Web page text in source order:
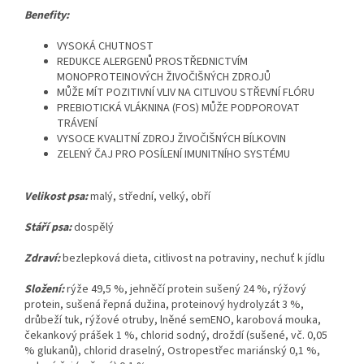
Benefity:
VYSOKÁ CHUTNOST
REDUKCE ALERGENŮ PROSTŘEDNICTVÍM
MONOPROTEINOVÝCH ŽIVOČIŠNÝCH ZDROJŮ
MŮŽE MÍT POZITIVNÍ VLIV NA CITLIVOU STŘEVNÍ FLÓRU
PREBIOTICKÁ VLÁKNINA (FOS) MŮŽE PODPOROVAT
TRÁVENÍ
VYSOCE KVALITNÍ ZDROJ ŽIVOČIŠNÝCH BÍLKOVIN
ZELENÝ ČAJ PRO POSÍLENÍ IMUNITNÍHO SYSTÉMU
Velikost psa:malý, střední, velký, obří
Stáří psa:dospělý
Zdraví:bezlepková dieta, citlivost na potraviny, nechuť k jídlu
Složení:rýže 49,5 %, jehněčí protein sušený 24 %, rýžový
protein, sušená řepná dužina, proteinový hydrolyzát 3 %,
drůbeží tuk, rýžové otruby, lněné semENO, karobová mouka,
čekankový prášek 1 %, chlorid sodný, droždí (sušené, vč. 0,05
% glukanů), chlorid draselný, Ostropestřec mariánský 0,1 %,